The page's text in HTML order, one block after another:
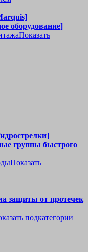
оборудование]
Показать
группы быстрого
Показать
защиты от протечек
подкатегории